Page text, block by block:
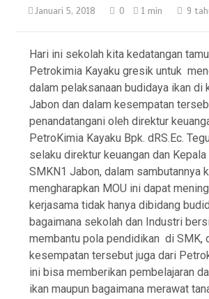
Januari 5, 2018 0 1 min 9
Hari ini sekolah kita kedatangan
Petrokimia Kayaku gresik untuk
dalam pelaksanaan budidaya ikan di
Jabon dan dalam kesempatan
penandatangani oleh direktur
PetroKimia Kayaku Bpk. dRS.Ec.
selaku direktur keuangan dan
SMKN1 Jabon, dalam sambutannya
mengharapkan MOU ini dapat
kerjasama tidak hanya dibidang
bagaimana sekolah dan Industri
membantu pola pendidikan di SMK,
kesempatan tersebut juga dari
ini bisa memberikan pembelajaran
ikan maupun bagaimana merawat